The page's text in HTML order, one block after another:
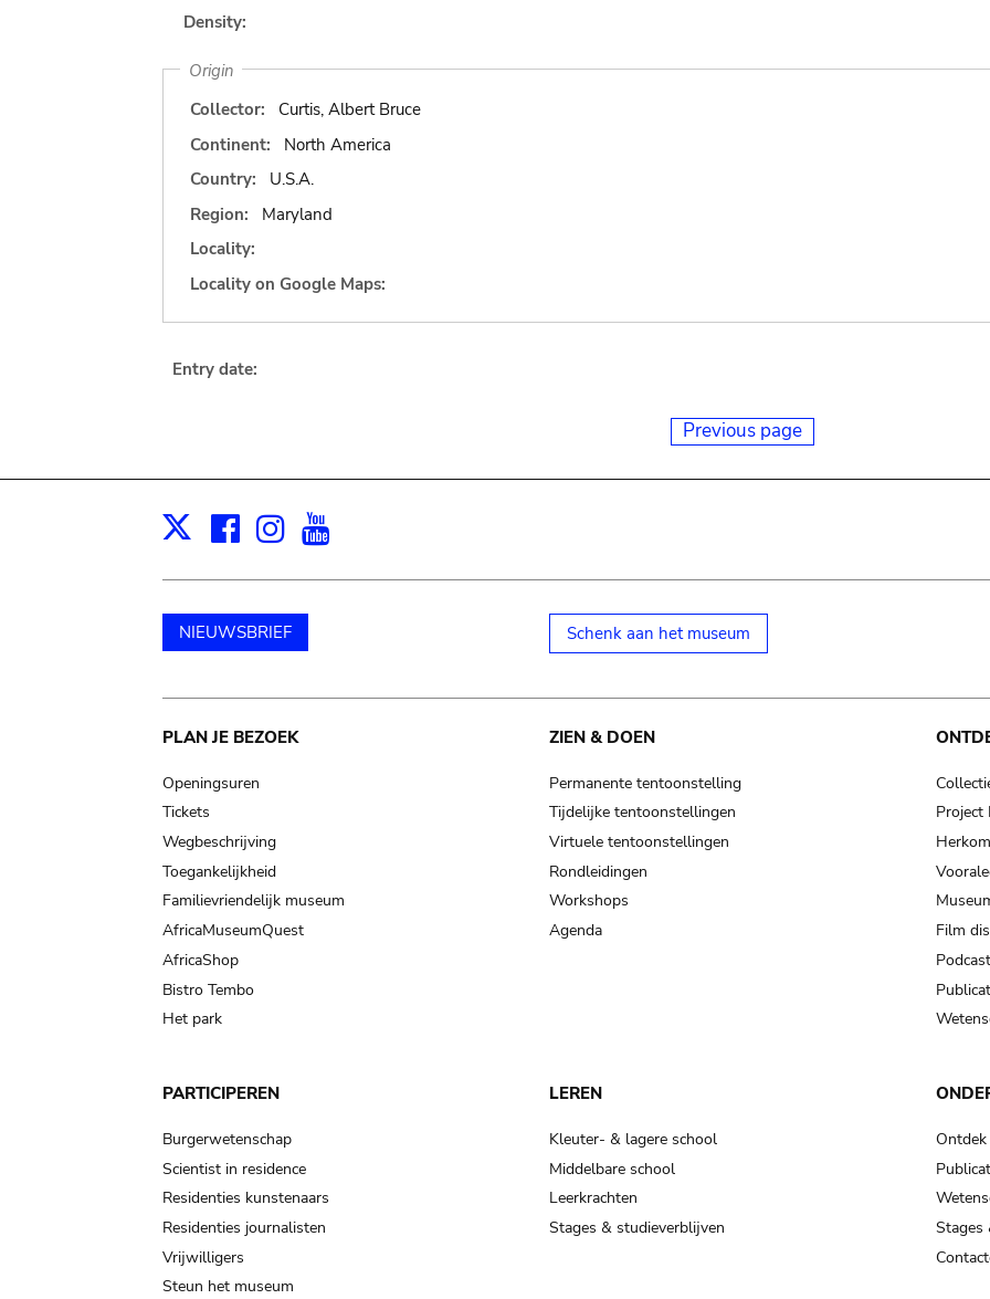
Density:
Origin
Collector:
Curtis, Albert Bruce
Continent:
North America
Country:
U.S.A.
Region:
Maryland
Locality:
Locality on Google Maps:
Entry date:
Previous page
X Facebook
Instagram
NIEUWSBRIEF Schenk aan het museum
Main
navigation
PLAN JE BEZOEK
Openingsuren
Tickets
Wegbeschrijving
Toegankelijkheid
Familievriendelijk museum
AfricaMuseumQuest
AfricaShop
Bistro Tembo
Het park
ZIEN & DOEN
Permanente tentoonstelling
Tijdelijke tentoonstellingen
Virtuele tentoonstellingen
Rondleidingen
Workshops
Agenda
Project
Film
PARTICIPEREN
Burgerwetenschap
Scientist in residence
Residenties kunstenaars
Residenties journalisten
Vrijwilligers
Steun het museum
LEREN
Kleuter- & lagere school
Middelbare school
Leerkrachten
Stages & studieverblijven
Stages